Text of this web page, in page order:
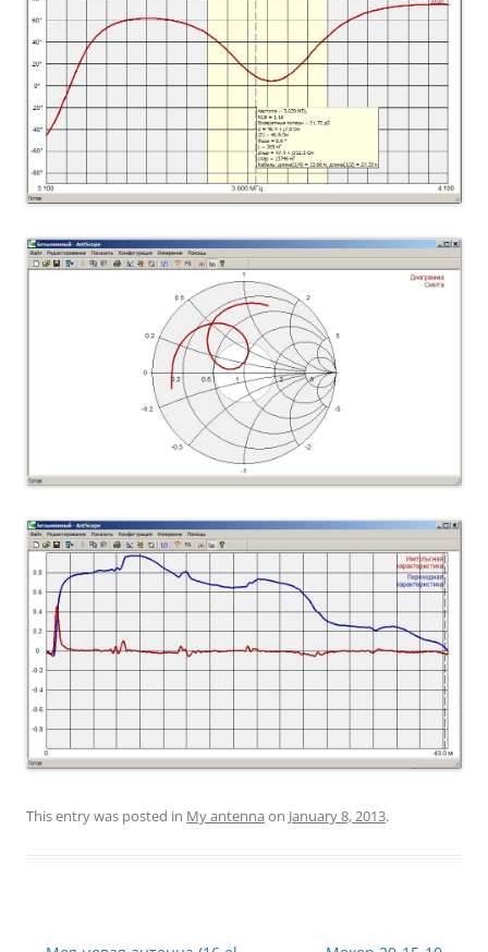
This entry was posted in My antenna on January 8, 2013.